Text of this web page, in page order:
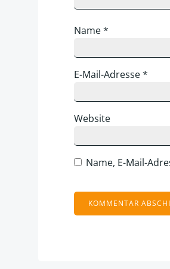
Name*
E-Mail-Adresse*
Website
Name, E-Mail-